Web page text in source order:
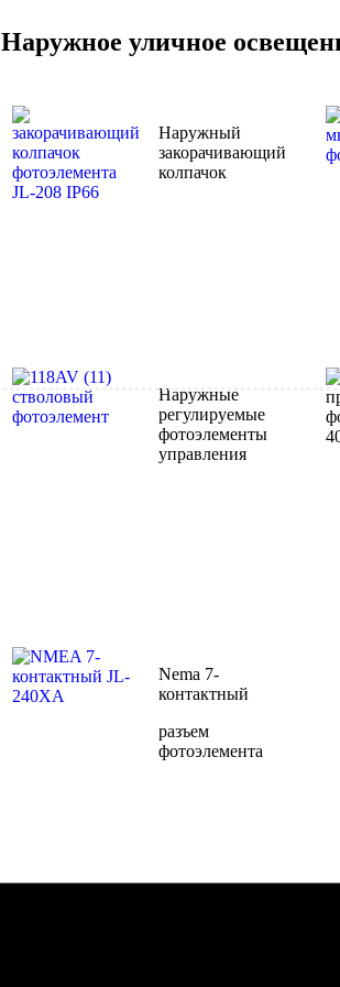
Наружное уличное
Наружный
закорачивающий
колпачок
Наружные
регулируемые
фотоэлементы
управления
Nema 7-
контактный
разъем
фотоэлемента